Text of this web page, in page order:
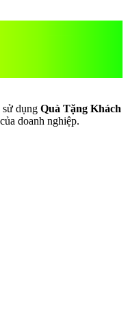
dụng Quà Tặng Khách
doanh nghiệp.